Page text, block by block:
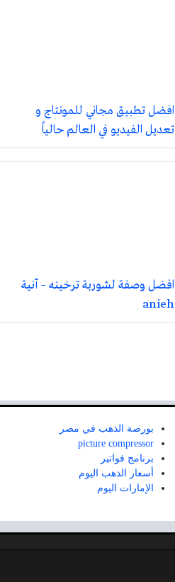
افضل تطبيق مجاني للمونتاج و
تعديل الفيديو في العالم حالياً
افضل وصفة لشوربة ترخينه – آنیة
anieh
بورصة الذهب في مصر
picture compressor
برنامج فواتير
أسعار الذهب اليوم
الإمارات اليوم